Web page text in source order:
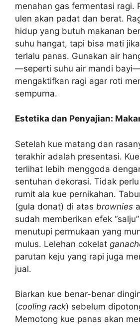
menahan gas fermentasi ragi.
ulen akan padat dan berat.
hidup yang butuh makanan
suhu hangat, tapi bisa mati
terlalu panas. Gunakan air
—seperti suhu air mandi
mengaktifkan ragi agar roti
sempurna.
Estetika dan Penyajian:
Setelah kue matang dan
terakhir adalah presentasi.
terlihat lebih menggoda
sentuhan dekorasi. Tidak
rumit ala kue pernikahan.
(gula donat) di atas brownies
sudah memberikan efek
menutupi permukaan yang
mulus. Lelehan cokelat
parutan keju yang rapi juga
jual.
Biarkan kue benar-benar
(cooling rack) sebelum
Memotong kue panas akan